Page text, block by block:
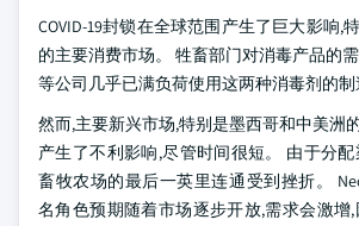
COVID-19封锁在全球范围产生了巨大影响,
的主要消费市场。 牲畜部门对消毒产品的
等公司几乎已满负荷使用这两种消毒剂的制
然而,主要新兴市场,特别是墨西哥和中美洲
产生了不利影响,尽管时间很短。 由于分
畜牧农场的最后一英里连通受到挫折。
名角色预期随着市场逐步开放,需求会激增